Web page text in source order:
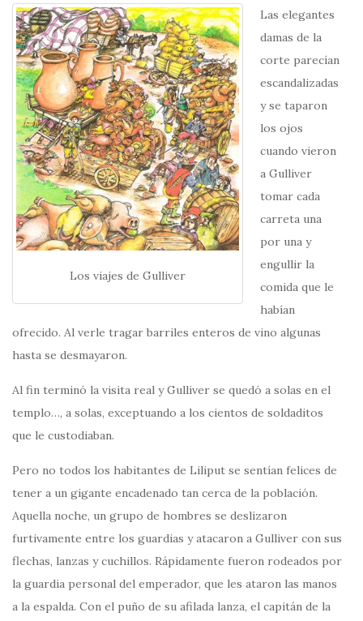
Los viajes de Gulliver
Las elegantes
damas de la
corte parecían
escandalizadas
y se taparon
los ojos
cuando vieron
a Gulliver
tomar cada
carreta una
por una y
engullir la
comida que le
habían
ofrecido. Al verle tragar barriles enteros de vino algunas
hasta se desmayaron.
Al fin terminó la visita real y Gulliver se quedó a solas en el
templo…, a solas, exceptuando a los cientos de soldaditos
que le custodiaban.
Pero no todos los habitantes de Liliput se sentían felices de
tener a un gigante encadenado tan cerca de la población.
Aquella noche, un grupo de hombres se deslizaron
furtivamente entre los guardias y atacaron a Gulliver con sus
flechas, lanzas y cuchillos. Rápidamente fueron rodeados por
la guardia personal del emperador, que les ataron las manos
a la espalda. Con el puño de su afilada lanza, el capitán de la